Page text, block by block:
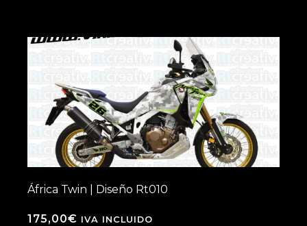
África Twin | Diseño Rt010
175,00€ IVA INCLUIDO